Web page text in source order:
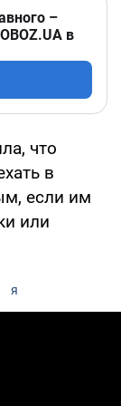
–
в
что
в
если им
или